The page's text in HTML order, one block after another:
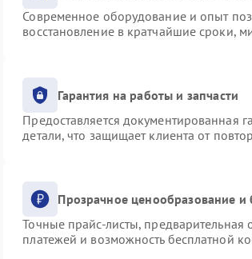
Современное оборудование и опыт
восстановление в кратчайшие сроки,
Гарантия на работы и запчасти
Предоставляется документированная
детали, что защищает клиента от
Прозрачное ценообразование и
Точные прайс-листы, предварительная
платежей и возможность бесплатной